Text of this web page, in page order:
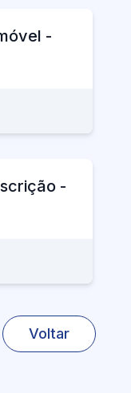
-
-
Voltar